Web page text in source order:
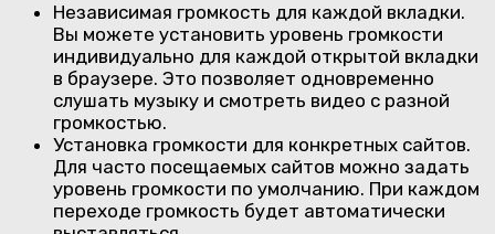
Независимая громкость для каждой вкладки.
Вы можете установить уровень громкости
индивидуально для каждой открытой вкладки
в браузере. Это позволяет одновременно
слушать музыку и смотреть видео с разной
громкостью.
Установка громкости для конкретных сайтов.
Для часто посещаемых сайтов можно задать
уровень громкости по умолчанию. При каждом
переходе громкость будет автоматически